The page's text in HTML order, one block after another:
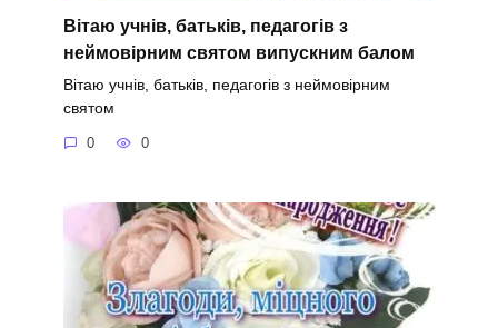
Вітаю учнів, батьків, педагогів з
неймовірним святом випускним балом
Вітаю учнів, батьків, педагогів з неймовірним
святом
0 0